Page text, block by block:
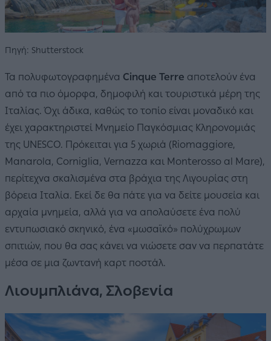
Πηγή: Shutterstock
Τα πολυφωτογραφημένα Cinque Terre αποτελούν ένα
από τα πιο όμορφα, δημοφιλή και τουριστικά μέρη της
Ιταλίας. Όχι άδικα, καθώς το τοπίο είναι μοναδικό και
έχει χαρακτηριστεί Μνημείο Παγκόσμιας Κληρονομιάς
της UNESCO. Πρόκειται για 5 χωριά (Riomaggiore,
Manarola, Corniglia, Vernazza και Monterosso al Mare),
περίτεχνα σκαλισμένα στα βράχια της Λιγουρίας στη
βόρεια Ιταλία. Εκεί δε θα πάτε για να δείτε μουσεία και
αρχαία μνημεία, αλλά για να απολαύσετε ένα πολύ
εντυπωσιακό σκηνικό, ένα «μωσαϊκό» πολύχρωμων
σπιτιών, που θα σας κάνει να νιώσετε σαν να περπατάτε
μέσα σε μια ζωντανή καρτ ποστάλ.
Λιουμπλιάνα, Σλοβενία